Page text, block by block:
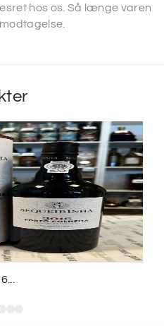
hos os. Så længe varen